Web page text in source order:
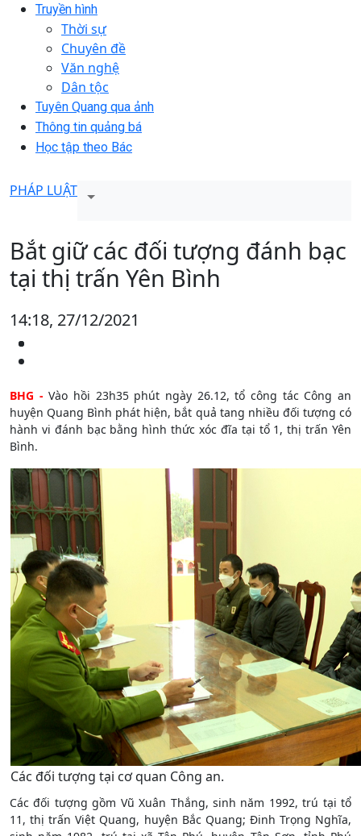
Truyền hình
Thời sự
Chuyên đề
Văn nghệ
Dân tộc
Tuyên Quang qua ảnh
Thông tin quảng bá
Học tập theo Bác
PHÁP LUẬT
Bắt giữ các đối tượng đánh bạc
tại thị trấn Yên Bình
14:18, 27/12/2021
BHG -Vào hồi 23h35 phút ngày 26.12, tổ công tác Công an
huyện Quang Bình phát hiện, bắt quả tang nhiều đối tượng có
hành vi đánh bạc bằng hình thức xóc đĩa tại tổ 1, thị trấn Yên
Bình.
Các đối tượng tại cơ quan Công an.
Các đối tượng gồm Vũ Xuân Thắng, sinh năm 1992, trú tại tổ
11, thị trấn Việt Quang, huyện Bắc Quang; Đinh Trọng Nghĩa,